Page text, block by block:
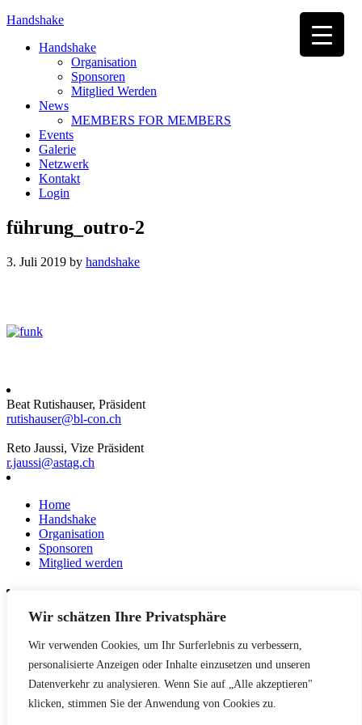
Wir schätzen Ihre Privatsphäre
Wir verwenden Cookies, um Ihr Surferlebnis zu verbessern,
personalisierte Anzeigen oder Inhalte einzusetzen und unseren
Datenverkehr zu analysieren. Wenn Sie auf „Alle akzeptieren"
klicken, stimmen Sie der Anwendung von Cookies zu.
Handshake
Handshake
Organisation
Sponsoren
Mitglied Werden
News
MEMBERS FOR MEMBERS
Events
Galerie
Netzwerk
Kontakt
Login
führung_outro-2
3. Juli 2019 by handshake
Beat Rutishauser, Präsident
rutishauser@bl-con.ch
Reto Jaussi, Vize Präsident
r.jaussi@astag.ch
Home
Handshake
Organisation
Sponsoren
Mitglied werden
News
Netzwerk
Kontakt